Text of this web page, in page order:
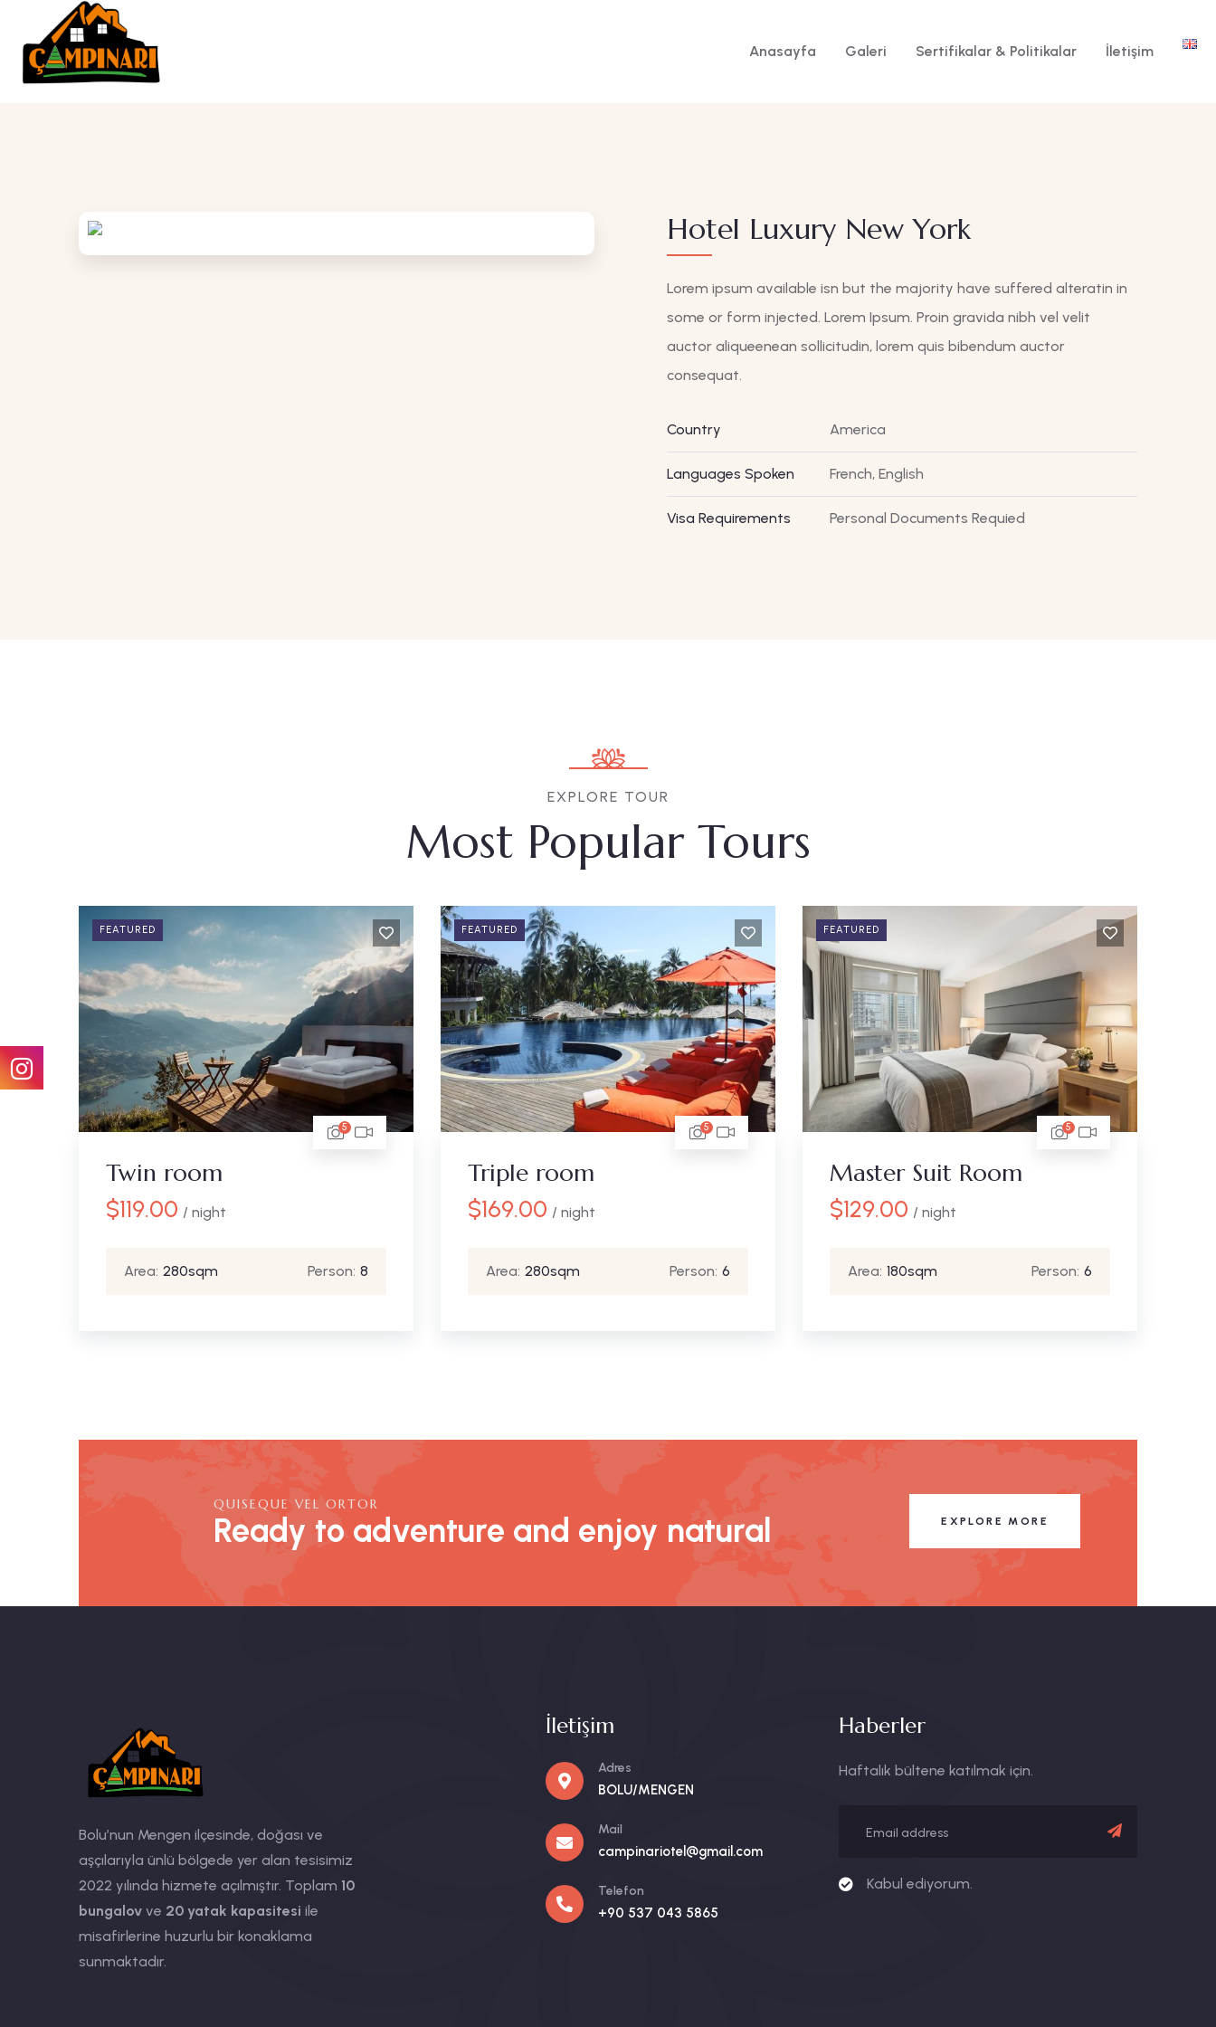
Anasayfa Galeri Sertifikalar & Politikalar İletişim
Hotel Luxury New York
Lorem ipsum available isn but the majority have suffered alteratin in
some or form injected. Lorem Ipsum. Proin gravida nibh vel velit
auctor aliqueenean sollicitudin, lorem quis bibendum auctor
consequat.
Country America
Languages Spoken French, English
Visa Requirements Personal Documents Requied
EXPLORE TOUR
Most Popular Tours
FEATURED
5
Twin room
$119.00 / night
Area: 280sqm Person: 8
FEATURED
5
Triple room
$169.00 / night
Area: 280sqm Person: 6
FEATURED
5
Master Suit Room
$129.00 / night
Area: 180sqm Person: 6
QUISEQUE VEL ORTOR
Ready to adventure and enjoy natural EXPLORE MORE
Bolu’nun Mengen ilçesinde, doğası ve
aşçılarıyla ünlü bölgede yer alan tesisimiz
2022 yılında hizmete açılmıştır. Toplam 10
bungalov ve 20 yatak kapasitesi ile
misafirlerine huzurlu bir konaklama
sunmaktadır.
İletişim
Adres
BOLU/MENGEN
Mail
campinariotel@gmail.com
Telefon
+90 537 043 5865
Haberler
Haftalık bültene katılmak için.
Kabul ediyorum.